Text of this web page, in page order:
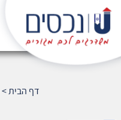
דף הבית>